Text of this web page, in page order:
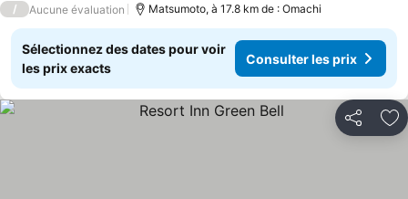
/ Aucune évaluation Matsumoto, à 17.8 km de : Omachi
Sélectionnez des dates pour voir
les prix exacts
Consulter les prix
Partager